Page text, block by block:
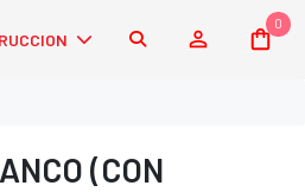
0
(CON